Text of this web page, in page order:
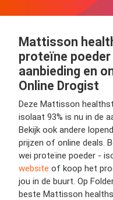
Mattisson
proteïne
aanbieding en
Online Drogist
Deze Mattisson
isolaat 93% is nu in de
Bekijk ook andere
prijzen of online deals.
wei proteïne poeder -
website of koop het
jou in de buurt. Op
beste Mattisson